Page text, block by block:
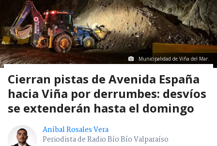
Municipalidad de Viña del Mar.
Cierran pistas de Avenida España
hacia Viña por derrumbes: desvíos
se extenderán hasta el domingo
Aníbal Rosales Vera
Periodista de Radio Bío Bío Valparaíso